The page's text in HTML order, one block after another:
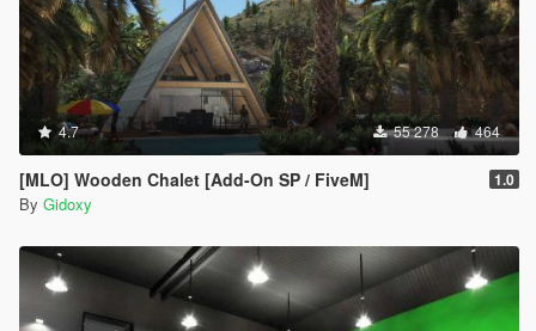
4.7 55 278 464
[MLO] Wooden Chalet [Add-On SP / FiveM] 1.0
By Gidoxy